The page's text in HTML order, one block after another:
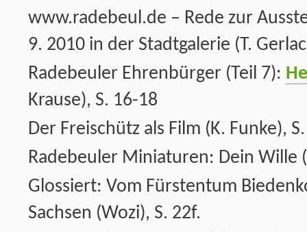
www.radebeul.de – Rede zur
9. 2010 in der Stadtgalerie (T.
Radebeuler Ehrenbürger (Teil 7):
Krause), S. 16-18
Der Freischütz als Film (K. Funke),
Radebeuler Miniaturen: Dein Wille
Glossiert: Vom Fürstentum
Sachsen (Wozi), S. 22f.